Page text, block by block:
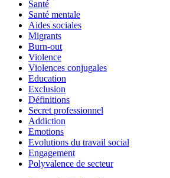
Santé
Santé mentale
Aides sociales
Migrants
Burn-out
Violence
Violences conjugales
Education
Exclusion
Définitions
Secret professionnel
Addiction
Emotions
Evolutions du travail social
Engagement
Polyvalence de secteur